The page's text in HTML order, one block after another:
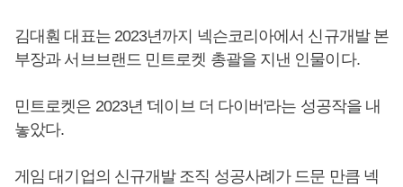
김대훤 대표는 2023년까지 넥슨코리아에서 신규개발 본
부장과 서브브랜드 민트로켓 총괄을 지낸 인물이다.
민트로켓은 2023년 '데이브 더 다이버'라는 성공작을 내
놓았다.
게임 대기업의 신규개발 조직 성공사례가 드문 만큼 넥